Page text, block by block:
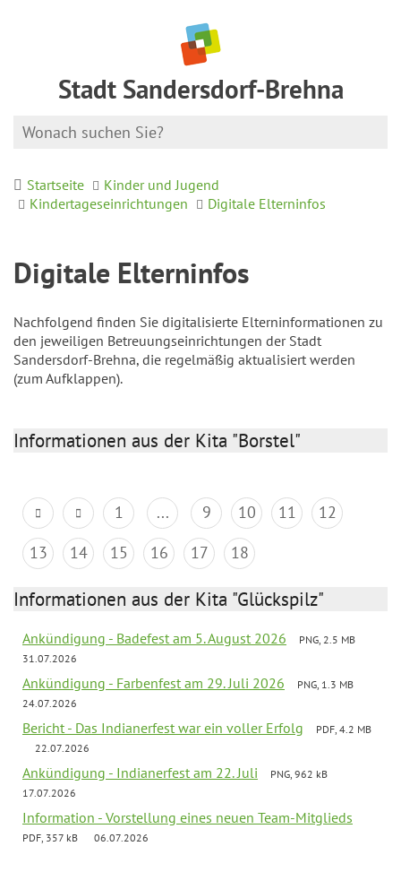
Stadt Sandersdorf-Brehna
Startseite
Kinder und Jugend
Kindertageseinrichtungen
Digitale Elterninfos
Digitale Elterninfos
Nachfolgend finden Sie digitalisierte Elterninformationen zu
den jeweiligen Betreuungseinrichtungen der Stadt
Sandersdorf-Brehna, die regelmäßig aktualisiert werden
(zum Aufklappen).
Informationen aus der Kita "Borstel"
1 ... 9 10 11
12
13
14 15 16 17 18
Informationen aus der Kita "Glückspilz"
Ankündigung - Badefest am 5. August 2026
PNG, 2.5 MB
31.07.2026
Ankündigung - Farbenfest am 29. Juli 2026
PNG, 1.3 MB
24.07.2026
Bericht - Das Indianerfest war ein voller Erfolg
PDF, 4.2 MB
22.07.2026
Ankündigung - Indianerfest am 22. Juli
PNG, 962 kB
17.07.2026
Information - Vorstellung eines neuen Team-Mitglieds
PDF, 357 kB 06.07.2026